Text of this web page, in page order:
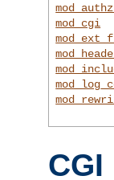
mod_cgi
CGI